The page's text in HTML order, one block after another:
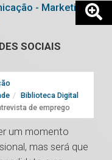
- Marketing
SOCIAIS
Biblioteca Digital
de emprego
um momento
mas será que